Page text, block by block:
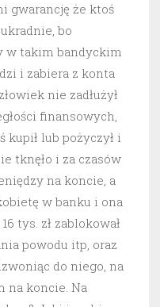
gwarancję że ktoś
bo
w takim bandyckim
i zabiera z konta
nie zadłużył
finansowych,
kupił lub pożyczył i
tknęło i za czasów
na koncie, a
w banku i ona
tys. zł zablokował
powodu itp, oraz
do niego, na
na koncie. Na